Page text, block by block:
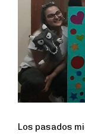
Los pasados